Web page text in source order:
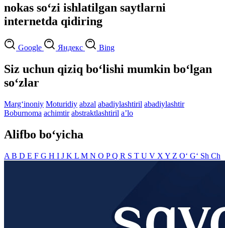
nokas so‘zi ishlatilgan saytlarni
internetda qidiring
Google Яндекс Bing
Siz uchun qiziq bo‘lishi mumkin bo‘lgan
so‘zlar
Marg‘inoniy Moturidiy abzal abadiylashtiril abadiylashtir
Boburnoma achimtir abstraktlashtiril aʼlo
Alifbo bo‘yicha
A B D E F G H I J K L M N O PQ R S T U V X Y Z O‘ G‘ Sh Ch